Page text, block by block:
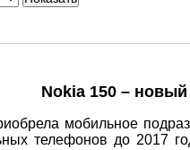
Nokia 150 –
мобильное
телефонов до 2017